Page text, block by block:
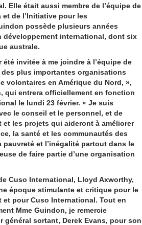
Elle était aussi membre de l’équipe de
et de l’Initiative pour les
possède plusieurs années
développement international, dont six
australe.
été invitée à me joindre à l’équipe de
des plus importantes organisations
volontaires en Amérique du Nord, »,
qui entrera officiellement en fonction
le lundi 23 février. « Je suis
le conseil et le personnel, et de
les projets qui aideront à améliorer
la santé et les communautés des
et l’inégalité partout dans le
de faire partie d’une organisation
Cuso International, Lloyd Axworthy,
époque stimulante et critique pour le
et pour Cuso International. Tout en
Mme Guindon, je remercie
général sortant, Derek Evans, pour son